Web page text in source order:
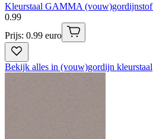
Kleurstaal GAMMA
0.99
Prijs: 0.99 euro
Bekijk alles in (vouw)gordijn kleurstaal